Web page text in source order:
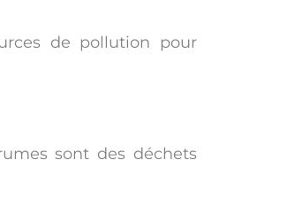
de pollution pour
sont des déchets